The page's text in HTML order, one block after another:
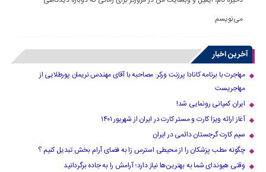
می‌نویسم.
آخرین اخبار
مهاجرت با برنامه کانادا پرزنت ورکر: مصاحبه با آقای مهندس نریمان پورطلایی از
مهاجریست
ایران کمپانی رونمایی شد!
آغاز ارائه ویزا کارت و مستر کارت در ایران از شهریور ۱۴۰۱
سیم کارت گرجستان دائمی در ایران
چگونه مطب پزشکان را از محیطی استرس زا به فضای آرام بخش تبدیل کنیم ؟
وقتی هیوندای شما به بهترین‌ها نیاز دارد؛ آرامش را به جاده برگردانید